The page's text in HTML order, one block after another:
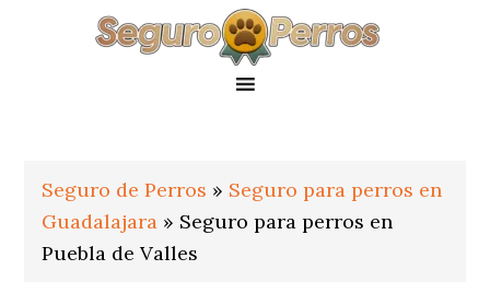
Seguro de Perros » Seguro para perros en
Guadalajara » Seguro para perros en
Puebla de Valles